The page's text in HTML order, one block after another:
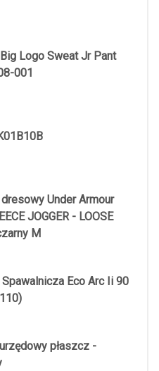
Logo Sweat Jr Pant
001
Under Armour
JOGGER - LOOSE
M
Spawalnicza Eco Arc Ii 90
płaszcz -